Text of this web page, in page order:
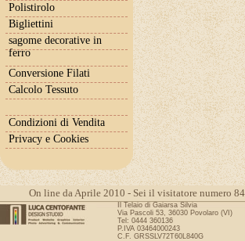
Polistirolo
Bigliettini
sagome decorative in
ferro
Conversione Filati
Calcolo Tessuto
Condizioni di Vendita
Privacy e Cookies
On line da Aprile 2010 - Sei il visitatore numero
Il Telaio di Gaiarsa Silvia
Via Pascoli 53, 36030 Povolaro (VI)
Tel: 0444 360136
P.IVA 03464000243
C.F. GRSSLV72T60L840G